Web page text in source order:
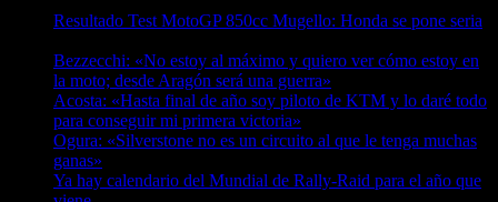
Resultado Test MotoGP 850cc Mugello: Honda se pone seria
Bezzecchi: «No estoy al máximo y quiero ver cómo estoy en
la moto; desde Aragón será una guerra»
Acosta: «Hasta final de año soy piloto de KTM y lo daré todo
para conseguir mi primera victoria»
Ogura: «Silverstone no es un circuito al que le tenga muchas
ganas»
Ya hay calendario del Mundial de Rally-Raid para el año que